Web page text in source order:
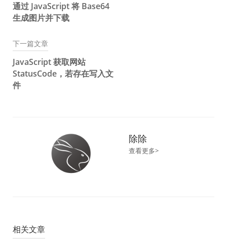
章
导
航
通过 JavaScript 将 Base64
生成图片并下载
下一篇文章
JavaScript 获取网站
StatusCode，若存在写入文
件
除除
查看更多>
相关文章